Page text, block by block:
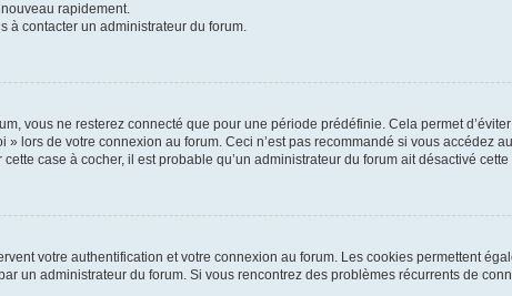
rapidement.
à contacter un administrateur du forum.
vous ne resterez connecté que pour une période prédéfinie. Cela permet
lors de votre connexion au forum. Ceci n’est pas recommandé si vous accédez
case à cocher, il est probable qu’un administrateur du forum ait désactivé cette
votre authentification et votre connexion au forum. Les cookies permettent
un administrateur du forum. Si vous rencontrez des problèmes récurrents de